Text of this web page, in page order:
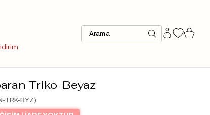
Triko-Beyaz
TRK-BYZ)